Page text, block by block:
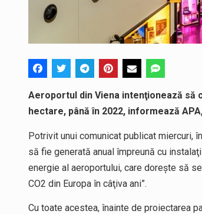
Aeroportul din Viena intenţionează să
hectare, până în 2022, informează
Potrivit unui comunicat publicat miercuri,
să fie generată anual împreună cu
energie al aeroportului, care doreşte să
CO2 din Europa în câţiva ani”.
Cu toate acestea, înainte de proiectarea